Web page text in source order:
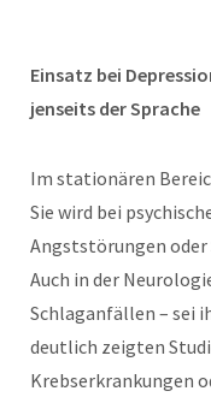
Einsatz bei
jenseits der Sprache
Im stationären
Sie wird bei
Angststörungen
Auch in der
Schlaganfällen – sei
deutlich zeigten
Krebserkrankungen